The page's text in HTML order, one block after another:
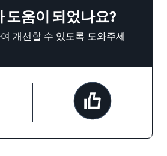
도움이 되었나요?
개선할 수 있도록 도와주세